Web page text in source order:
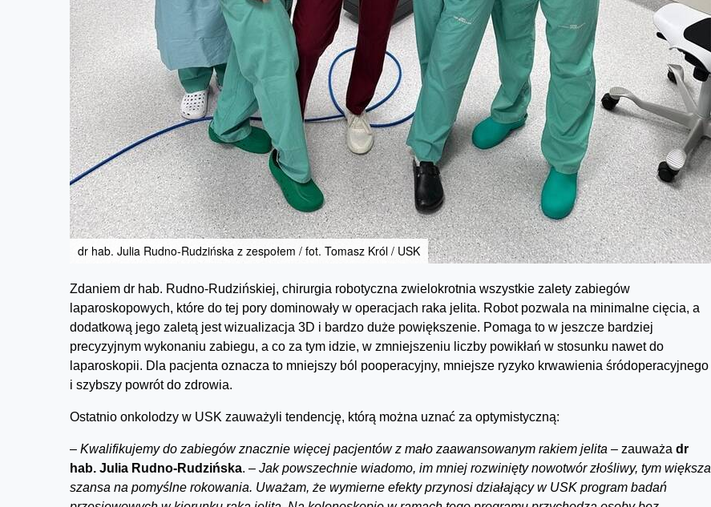
dr hab. Julia Rudno-Rudzińska z zespołem / fot. Tomasz Król / USK
Zdaniem dr hab. Rudno-Rudzińskiej, chirurgia robotyczna zwielokrotnia wszystkie zalety zabiegów
laparoskopowych, które do tej pory dominowały w operacjach raka jelita. Robot pozwala na minimalne cięcia, a
dodatkową jego zaletą jest wizualizacja 3D i bardzo duże powiększenie. Pomaga to w jeszcze bardziej
precyzyjnym wykonaniu zabiegu, a co za tym idzie, w zmniejszeniu liczby powikłań w stosunku nawet do
laparoskopii. Dla pacjenta oznacza to mniejszy ból pooperacyjny, mniejsze ryzyko krwawienia śródoperacyjnego
i szybszy powrót do zdrowia.
Ostatnio onkolodzy w USK zauważyli tendencję, którą można uznać za optymistyczną:
– Kwalifikujemy do zabiegów znacznie więcej pacjentów z mało zaawansowanym rakiem jelita – zauważa dr
hab. Julia Rudno-Rudzińska. – Jak powszechnie wiadomo, im mniej rozwinięty nowotwór złośliwy, tym większa
szansa na pomyślne rokowania. Uważam, że wymierne efekty przynosi działający w USK program badań